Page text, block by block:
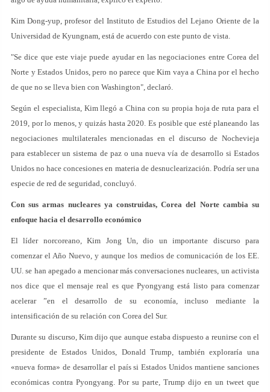
Kim Dong-yup, profesor del Instituto de Estudios del Lejano Oriente de la
Universidad de Kyungnam, está de acuerdo con este punto de vista.
"Se dice que este viaje puede ayudar en las negociaciones entre Corea del
Norte y Estados Unidos, pero no parece que Kim vaya a China por el hecho
de que no se lleva bien con Washington", declaró.
Según el especialista, Kim llegó a China con su propia hoja de ruta para el
2019, por lo menos, y quizás hasta 2020. Es posible que esté planeando las
negociaciones multilaterales mencionadas en el discurso de Nochevieja
para establecer un sistema de paz o una nueva vía de desarrollo si Estados
Unidos no hace concesiones en materia de desnuclearización. Podría ser una
especie de red de seguridad, concluyó.
Con sus armas nucleares ya construidas, Corea del Norte cambia su
enfoque hacia el desarrollo económico
El líder norcoreano, Kim Jong Un, dio un importante discurso para
comenzar el Año Nuevo, y aunque los medios de comunicación de los EE.
UU. se han apegado a mencionar más conversaciones nucleares, un activista
nos dice que el mensaje real es que Pyongyang está listo para comenzar
acelerar ”en el desarrollo de su economía, incluso mediante la
intensificación de su relación con Corea del Sur.
Durante su discurso, Kim dijo que aunque estaba dispuesto a reunirse con el
presidente de Estados Unidos, Donald Trump, también exploraría una
«nueva forma» de desarrollar el país si Estados Unidos mantiene sanciones
económicas contra Pyongyang. Por su parte, Trump dijo en un tweet que